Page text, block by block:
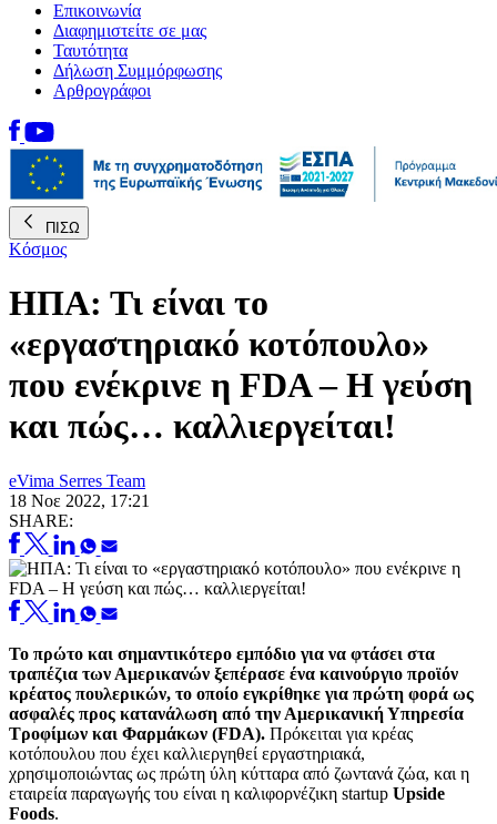
Επικοινωνία
Διαφημιστείτε σε μας
Ταυτότητα
Δήλωση Συμμόρφωσης
Αρθρογράφοι
ΠΙΣΩ
Κόσμος
ΗΠΑ: Τι είναι το
«εργαστηριακό κοτόπουλο»
που ενέκρινε η FDA – Η γεύση
και πώς… καλλιεργείται!
eVima Serres Team
18 Νοε 2022, 17:21
SHARE:
Το πρώτο και σημαντικότερο εμπόδιο για να φτάσει στα
τραπέζια των Αμερικανών ξεπέρασε ένα καινούργιο προϊόν
κρέατος πουλερικών, το οποίο εγκρίθηκε για πρώτη φορά ως
ασφαλές προς κατανάλωση από την Αμερικανική Υπηρεσία
Τροφίμων και Φαρμάκων (FDA). Πρόκειται για κρέας
κοτόπουλου που έχει καλλιεργηθεί εργαστηριακά,
χρησιμοποιώντας ως πρώτη ύλη κύτταρα από ζωντανά ζώα, και η
εταιρεία παραγωγής του είναι η καλιφορνέζικη startup Upside
Foods.